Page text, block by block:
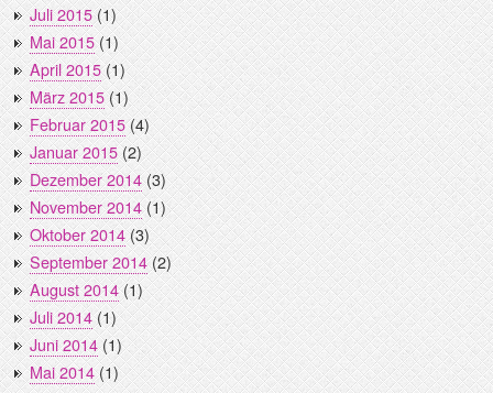
Juli 2015(1)
Mai 2015(1)
April 2015(1)
März 2015(1)
Februar 2015(4)
Januar 2015(2)
Dezember 2014(3)
November 2014(1)
Oktober 2014(3)
September 2014(2)
August 2014(1)
Juli 2014(1)
Juni 2014(1)
Mai 2014(1)